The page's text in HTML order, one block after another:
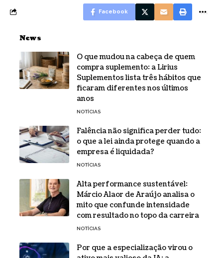
Facebook
News
O que mudou na cabeça de quem
compra suplemento: a Lirius
Suplementos lista três hábitos que
ficaram diferentes nos últimos
anos
NOTÍCIAS
Falência não significa perder tudo:
o que a lei ainda protege quando a
empresa é liquidada?
NOTÍCIAS
Alta performance sustentável:
Márcio Alaor de Araújo analisa o
mito que confunde intensidade
com resultado no topo da carreira
NOTÍCIAS
Por que a especialização virou o